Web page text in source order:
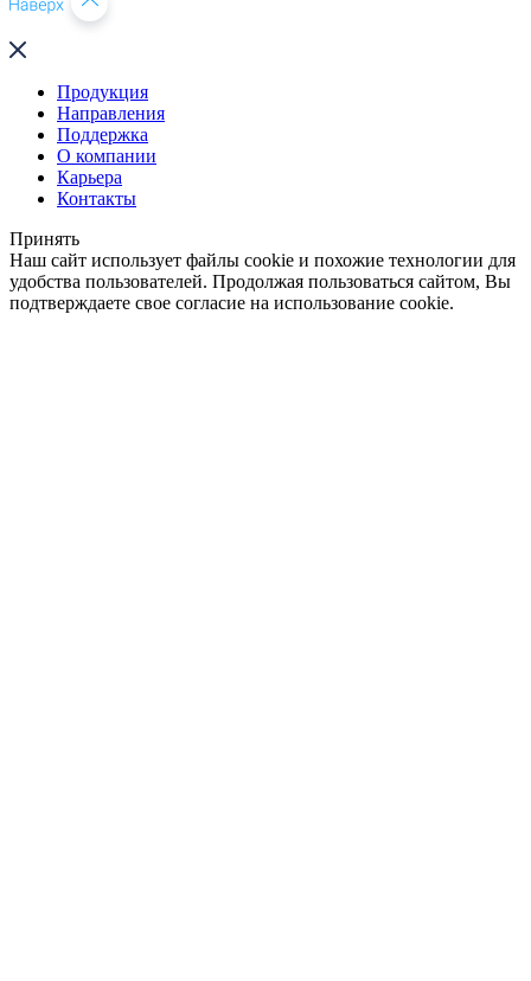
Продукция
Направления
Поддержка
О компании
Карьера
Контакты
Принять
Наш сайт использует файлы cookie и похожие технологии для
удобства пользователей. Продолжая пользоваться сайтом, Вы
подтверждаете свое согласие на использование cookie.